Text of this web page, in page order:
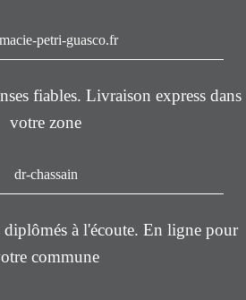
petri-guasco.fr
fiables. Livraison express dans
votre zone
dr-chassain
diplômés à l'écoute. En ligne pour
commune